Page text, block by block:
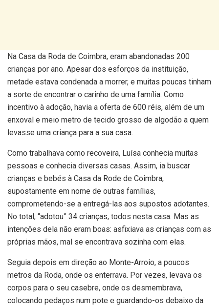
Na Casa da Roda de Coimbra, eram abandonadas 200
crianças por ano. Apesar dos esforços da instituição,
metade estava condenada a morrer, e muitas poucas tinham
a sorte de encontrar o carinho de uma família. Como
incentivo à adoção, havia a oferta de 600 réis, além de um
enxoval e meio metro de tecido grosso de algodão a quem
levasse uma criança para a sua casa.
Como trabalhava como recoveira, Luísa conhecia muitas
pessoas e conhecia diversas casas. Assim, ia buscar
crianças e bebés à Casa da Rode de Coimbra,
supostamente em nome de outras famílias,
comprometendo-se a entregá-las aos supostos adotantes.
No total, “adotou” 34 crianças, todos nesta casa. Mas as
intenções dela não eram boas: asfixiava as crianças com as
próprias mãos, mal se encontrava sozinha com elas.
Seguia depois em direção ao Monte-Arroio, a poucos
metros da Roda, onde os enterrava. Por vezes, levava os
corpos para o seu casebre, onde os desmembrava,
colocando pedaços num pote e guardando-os debaixo da